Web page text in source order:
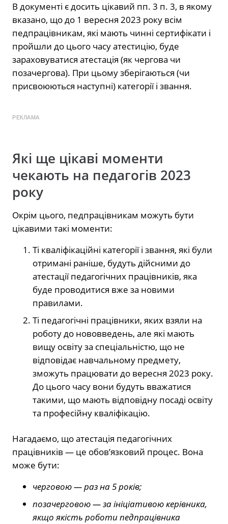
В документі є досить цікавий пп. 3 п. 3, в якому
вказано, що до 1 вересня 2023 року всім
педпрацівникам, які мають чинні сертифікати і
пройшли до цього часу атестицію, буде
зараховуватися атестація (як чергова чи
позачергова). При цьому зберігаються (чи
присвоюються наступні) категорії і звання.
РЕКЛАМА
Які ще цікаві моменти
чекають на педагогів 2023
року
Окрім цього, педпрацівникам можуть бути
цікавими такі моменти:
Ті кваліфікаційні категорії і звання, які були
отримані раніше, будуть дійсними до
атестації педагогічних працівників, яка
буде проводитися вже за новими
правилами.
Ті педагогічні працівники, яких взяли на
роботу до нововведень, але які мають
вищу освіту за спеціальністю, що не
відповідає навчальному предмету,
зможуть працювати до вересня 2023 року.
До цього часу вони будуть вважатися
такими, що мають відповідну посаді освіту
та професійну кваліфікацію.
Нагадаємо, що атестація педагогічних
працівників — це обов’язковий процес. Вона
може бути:
черговою — раз на 5 років;
позачерговою — за ініціативою керівника,
якщо якість роботи педпрацівника